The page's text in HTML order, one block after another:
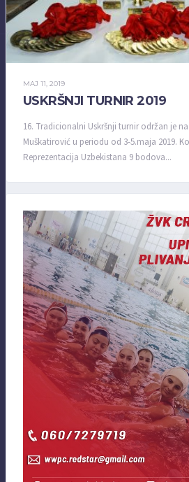
MAJ 11, 2019
USKRŠNJI TURNIR 2019
16. Tradicionalni Uskršnji turnir održan je
Muškatirović u periodu od 3-5.maja 2019.
Reprezentacija Uzbekistana 9 bodova...